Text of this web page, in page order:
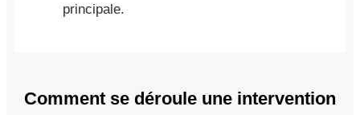
principale.
Comment se déroule une intervention